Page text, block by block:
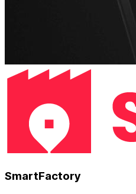
SmartFactory